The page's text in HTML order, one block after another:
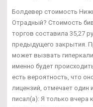
Болдевер стоимость
Отрадный? Стоимость
торгов составила 35,27
предыдущего закрытия.
может вызвать
именно будет
есть вероятность, что
лицензий, отмечает один
писал(а): Я только вчера